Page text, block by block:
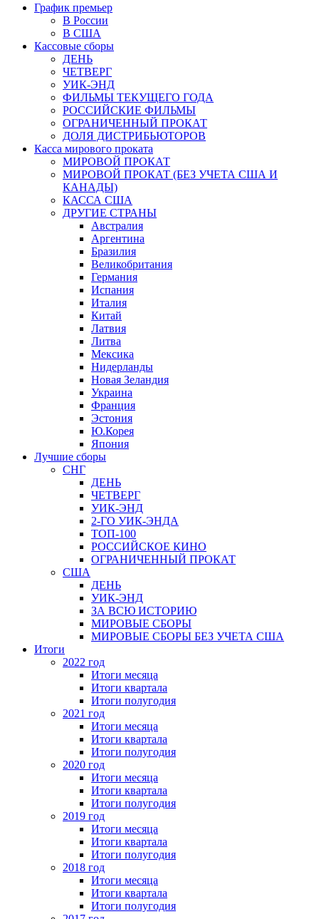
График премьер
В России
В США
Кассовые сборы
ДЕНЬ
ЧЕТВЕРГ
УИК-ЭНД
ФИЛЬМЫ ТЕКУЩЕГО ГОДА
РОССИЙСКИЕ ФИЛЬМЫ
ОГРАНИЧЕННЫЙ ПРОКАТ
ДОЛЯ ДИСТРИБЬЮТОРОВ
Касса мирового проката
МИРОВОЙ ПРОКАТ
МИРОВОЙ ПРОКАТ (БЕЗ УЧЕТА США И
КАНАДЫ)
КАССА США
ДРУГИЕ СТРАНЫ
Австралия
Аргентина
Бразилия
Великобритания
Германия
Испания
Италия
Китай
Латвия
Литва
Мексика
Нидерланды
Новая Зеландия
Украина
Франция
Эстония
Ю.Корея
Япония
Лучшие сборы
СНГ
ДЕНЬ
ЧЕТВЕРГ
УИК-ЭНД
2-ГО УИК-ЭНДА
ТОП-100
РОССИЙСКОЕ КИНО
ОГРАНИЧЕННЫЙ ПРОКАТ
США
ДЕНЬ
УИК-ЭНД
ЗА ВСЮ ИСТОРИЮ
МИРОВЫЕ СБОРЫ
МИРОВЫЕ СБОРЫ БЕЗ УЧЕТА США
Итоги
2022 год
Итоги месяца
Итоги квартала
Итоги полугодия
2021 год
Итоги месяца
Итоги квартала
Итоги полугодия
2020 год
Итоги месяца
Итоги квартала
Итоги полугодия
2019 год
Итоги месяца
Итоги квартала
Итоги полугодия
2018 год
Итоги месяца
Итоги квартала
Итоги полугодия